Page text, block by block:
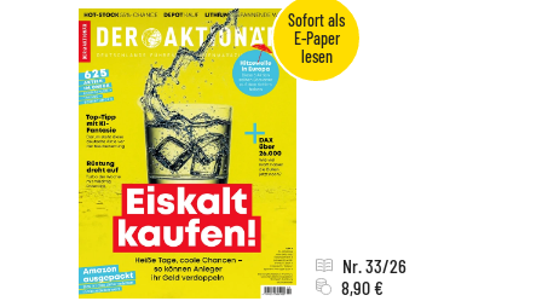
Nr. 33/26
8,90 €